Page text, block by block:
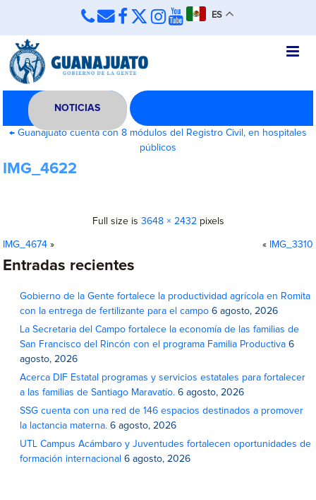
ES
NOTICIAS
← Guanajuato cuenta con 8 módulos del Registro Civil, en hospitales
públicos
IMG_4622
Full size is 3648 × 2432pixels
IMG_4674 » « IMG_3310
Entradas recientes
Gobierno de la Gente fortalece la productividad agrícola en Romita
con la entrega de fertilizante para el campo 6 agosto, 2026
La Secretaria del Campo fortalece la economía de las familias de
San Francisco del Rincón con el programa Familia Productiva 6
agosto, 2026
Acerca DIF Estatal programas y servicios estatales para fortalecer
a las familias de Santiago Maravatío. 6 agosto, 2026
SSG cuenta con una red de 146 espacios destinados a promover
la lactancia materna. 6 agosto, 2026
UTL Campus Acámbaro y Juventudes fortalecen oportunidades de
formación internacional 6 agosto, 2026